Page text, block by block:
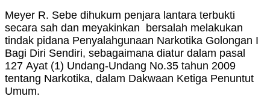
Meyer R. Sebe dihukum penjara lantara terbukti
secara sah dan meyakinkan bersalah melakukan
tindak pidana Penyalahgunaan Narkotika Golongan I
Bagi Diri Sendiri, sebagaimana diatur dalam pasal
127 Ayat (1) Undang-Undang No.35 tahun 2009
tentang Narkotika, dalam Dakwaan Ketiga Penuntut
Umum.